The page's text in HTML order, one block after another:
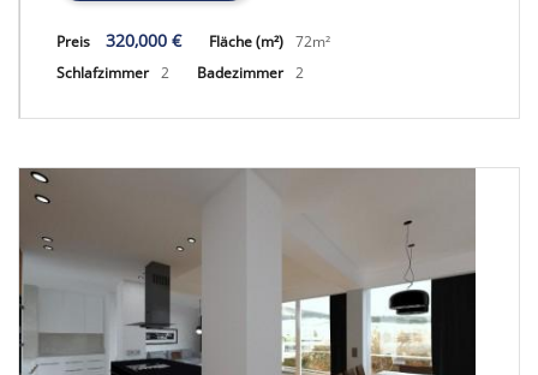
Preis 320,000 € Fläche (m²) 72m²
Schlafzimmer 2 Badezimmer 2